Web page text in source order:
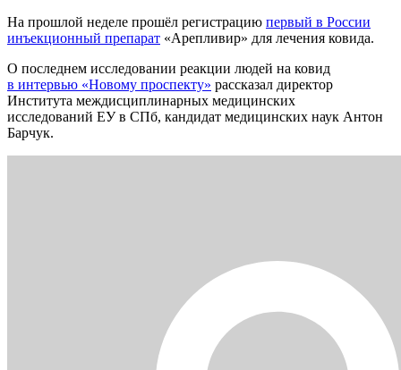
На прошлой неделе прошёл регистрацию первый в России
инъекционный препарат «Арепливир» для лечения ковида.
О последнем исследовании реакции людей на ковид
в интервью «Новому проспекту» рассказал директор
Института междисциплинарных медицинских
исследований ЕУ в СПб, кандидат медицинских наук Антон
Барчук.